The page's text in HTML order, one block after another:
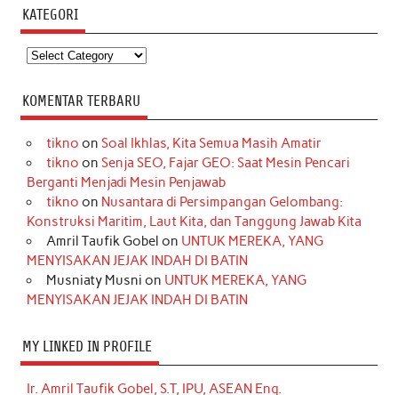
KATEGORI
Kategori
KOMENTAR TERBARU
tikno on Soal Ikhlas, Kita Semua Masih Amatir
tikno on Senja SEO, Fajar GEO: Saat Mesin Pencari
Berganti Menjadi Mesin Penjawab
tikno on Nusantara di Persimpangan Gelombang:
Konstruksi Maritim, Laut Kita, dan Tanggung Jawab Kita
Amril Taufik Gobel on UNTUK MEREKA, YANG
MENYISAKAN JEJAK INDAH DI BATIN
Musniaty Musni on UNTUK MEREKA, YANG
MENYISAKAN JEJAK INDAH DI BATIN
MY LINKED IN PROFILE
Ir. Amril Taufik Gobel, S.T, IPU, ASEAN Eng.